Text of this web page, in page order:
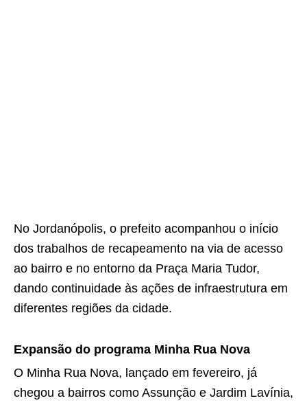
No Jordanópolis, o prefeito acompanhou o início
dos trabalhos de recapeamento na via de acesso
ao bairro e no entorno da Praça Maria Tudor,
dando continuidade às ações de infraestrutura em
diferentes regiões da cidade.
Expansão do programa Minha Rua Nova
O Minha Rua Nova, lançado em fevereiro, já
chegou a bairros como Assunção e Jardim Lavínia,